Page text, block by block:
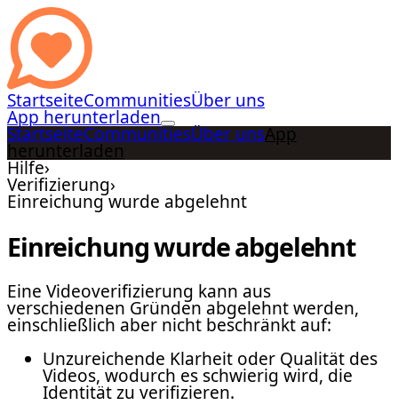
StartseiteCommunitiesÜber uns
App herunterladen
StartseiteCommunitiesÜber unsApp
herunterladen
Hilfe›
Verifizierung›
Einreichung wurde abgelehnt
Einreichung wurde abgelehnt
Eine Videoverifizierung kann aus
verschiedenen Gründen abgelehnt werden,
einschließlich aber nicht beschränkt auf:
Unzureichende Klarheit oder Qualität des
Videos, wodurch es schwierig wird, die
Identität zu verifizieren.